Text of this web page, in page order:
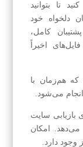
تا بتوانید
دلخواه خود
کامل،
اخیراً
که هم‌زمان با
انجام می‌شود.
بازیابی سایت
می‌دهد. امکان
وجود دارد.